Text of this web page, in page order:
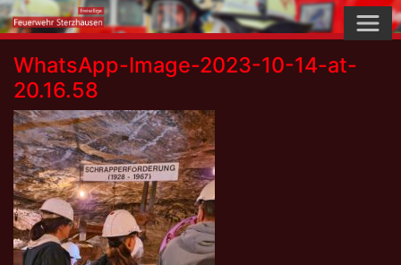
Skip
to
content
WhatsApp-Image-2023-10-14-at-
20.16.58